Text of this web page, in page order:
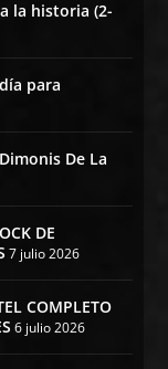
la historia (2-
para
De La
DE
7 julio 2026
COMPLETO
6 julio 2026